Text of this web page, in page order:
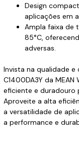
Design
aplicações em
Ampla faixa de
85°C,
adversas.
Invista na qualidade
C1400DA3Y da
eficiente e duradouro
Aproveite a alta
a versatilidade de
a performance e